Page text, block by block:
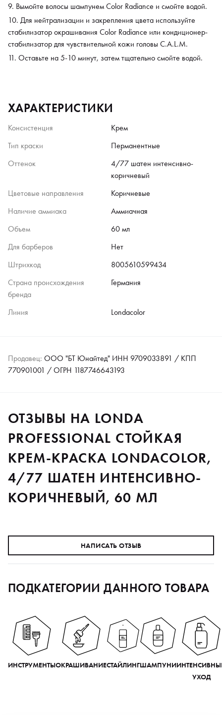
Вымойте волосы шампунем Color Radiance и смойте водой.
Для нейтрализации и закрепления цвета используйте
стабилизатор окрашивания Color Radiance или кондиционер-
стабилизатор для чувствительной кожи головы C.A.L.M.
Оставьте на 5-10 минут, затем тщательно смойте водой.
ХАРАКТЕРИСТИКИ
Консистенция
Крем
Тип краски
Перманентные
Оттенок
4/77 шатен интенсивно-
коричневый
Цветовые направления
Коричневые
Наличие аммиака
Аммиачная
Объем
60 мл
Для барберов
Нет
Штрихкод
8005610599434
Страна происхождения
бренда
Германия
Линия Londacolor
Продавец: ООО "БТ Юнайтед" ИНН 9709033891 / КПП
770901001 / ОГРН 1187746643193
ОТЗЫВЫ НА LONDA
PROFESSIONAL СТОЙКАЯ
КРЕМ-КРАСКА LONDACOLOR,
4/77 ШАТЕН ИНТЕНСИВНО-
КОРИЧНЕВЫЙ, 60 МЛ
НАПИСАТЬ ОТЗЫВ
ПОДКАТЕГОРИИ ДАННОГО ТОВАРА
ИНСТРУМЕНТЫОКРАШИВАНИЕСТАЙЛИНГШАМПУНИ
УХОД